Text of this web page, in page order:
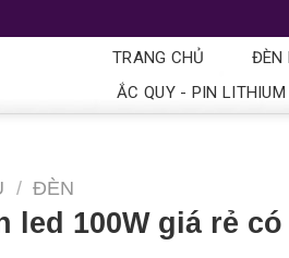
TRANG CHỦ
ĐÈN
ẮC QUY - PIN LITHIUM
/ ĐÈN
led 100W giá rẻ